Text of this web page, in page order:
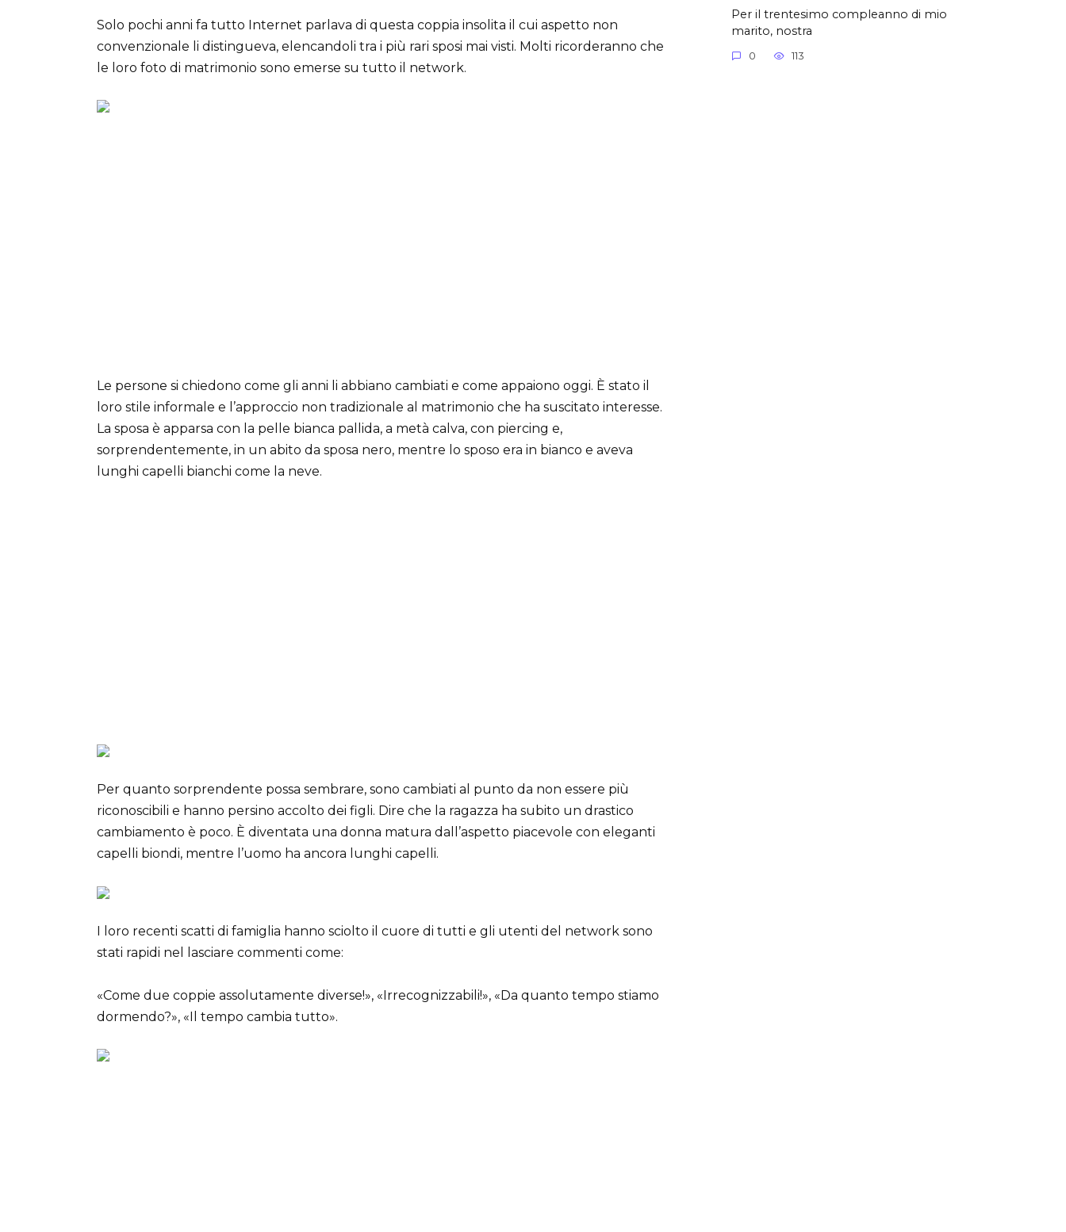
Solo pochi anni fa tutto Internet parlava di questa coppia insolita il cui aspetto non
convenzionale li distingueva, elencandoli tra i più rari sposi mai visti. Molti ricorderanno che
le loro foto di matrimonio sono emerse su tutto il network.
Le persone si chiedono come gli anni li abbiano cambiati e come appaiono oggi. È stato il
loro stile informale e l’approccio non tradizionale al matrimonio che ha suscitato interesse.
La sposa è apparsa con la pelle bianca pallida, a metà calva, con piercing e,
sorprendentemente, in un abito da sposa nero, mentre lo sposo era in bianco e aveva
lunghi capelli bianchi come la neve.
Per quanto sorprendente possa sembrare, sono cambiati al punto da non essere più
riconoscibili e hanno persino accolto dei figli. Dire che la ragazza ha subito un drastico
cambiamento è poco. È diventata una donna matura dall’aspetto piacevole con eleganti
capelli biondi, mentre l’uomo ha ancora lunghi capelli.
I loro recenti scatti di famiglia hanno sciolto il cuore di tutti e gli utenti del network sono
stati rapidi nel lasciare commenti come:
«Come due coppie assolutamente diverse!», «Irrecognizzabili!», «Da quanto tempo stiamo
dormendo?», «Il tempo cambia tutto».
Per il trentesimo compleanno di mio
marito, nostra
0 113